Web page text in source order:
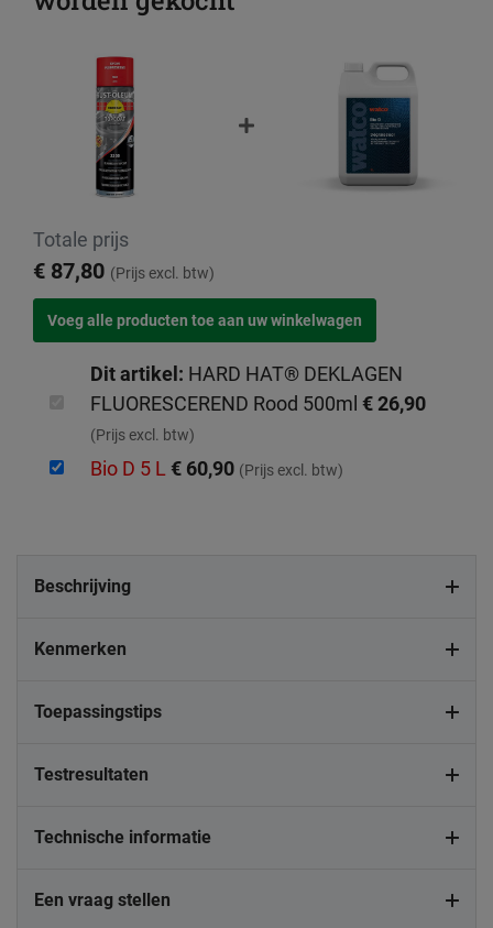
Totale prijs
€ 87,80 (Prijs excl. btw)
Dit artikel: HARD HAT® DEKLAGEN
FLUORESCEREND Rood 500ml € 26,90
(Prijs excl. btw)
Bio D 5 L € 60,90 (Prijs excl. btw)
Beschrijving
Kenmerken
Toepassingstips
Testresultaten
Technische informatie
Een vraag stellen